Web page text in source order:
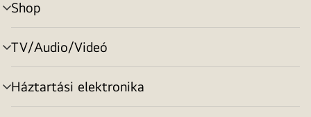
Shop
menu
toggle
TV/Audio/Videó
menu
toggle
Háztartási elektronika
menu
toggle